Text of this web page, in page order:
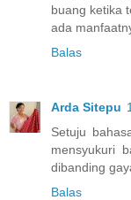
buang ketika
ada
Balas
Arda Sitepu
Setuju
mensyukuri
dibanding
Balas